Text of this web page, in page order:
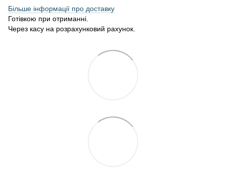
Більше інформації про доставку
Готівкою при отриманні.
Через касу на розрахунковий рахунок.